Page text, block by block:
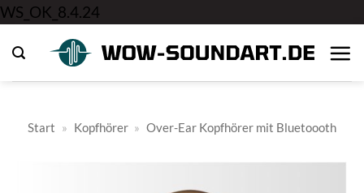
WS_OK_8.4.24
springen
Start » Kopfhörer » Over-Ear Kopfhörer mit Bluetoooth